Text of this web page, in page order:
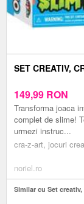
SET CREATIV,
149,99 RON
Transforma joaca
complet de slime!
urmezi instruc...
cra-z-art, jocuri
noriel.ro
Similar cu Set